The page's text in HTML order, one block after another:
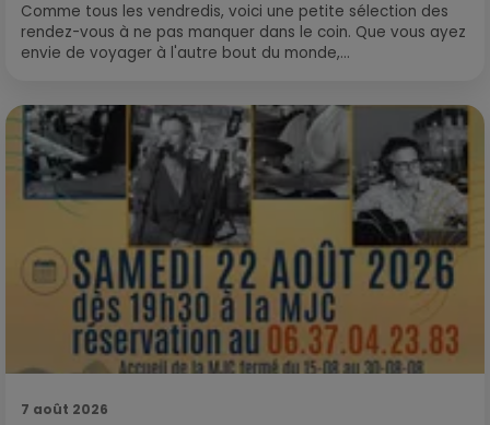
Comme tous les vendredis, voici une petite sélection des
rendez-vous à ne pas manquer dans le coin. Que vous ayez
envie de voyager à l'autre bout du monde,...
7 août 2026